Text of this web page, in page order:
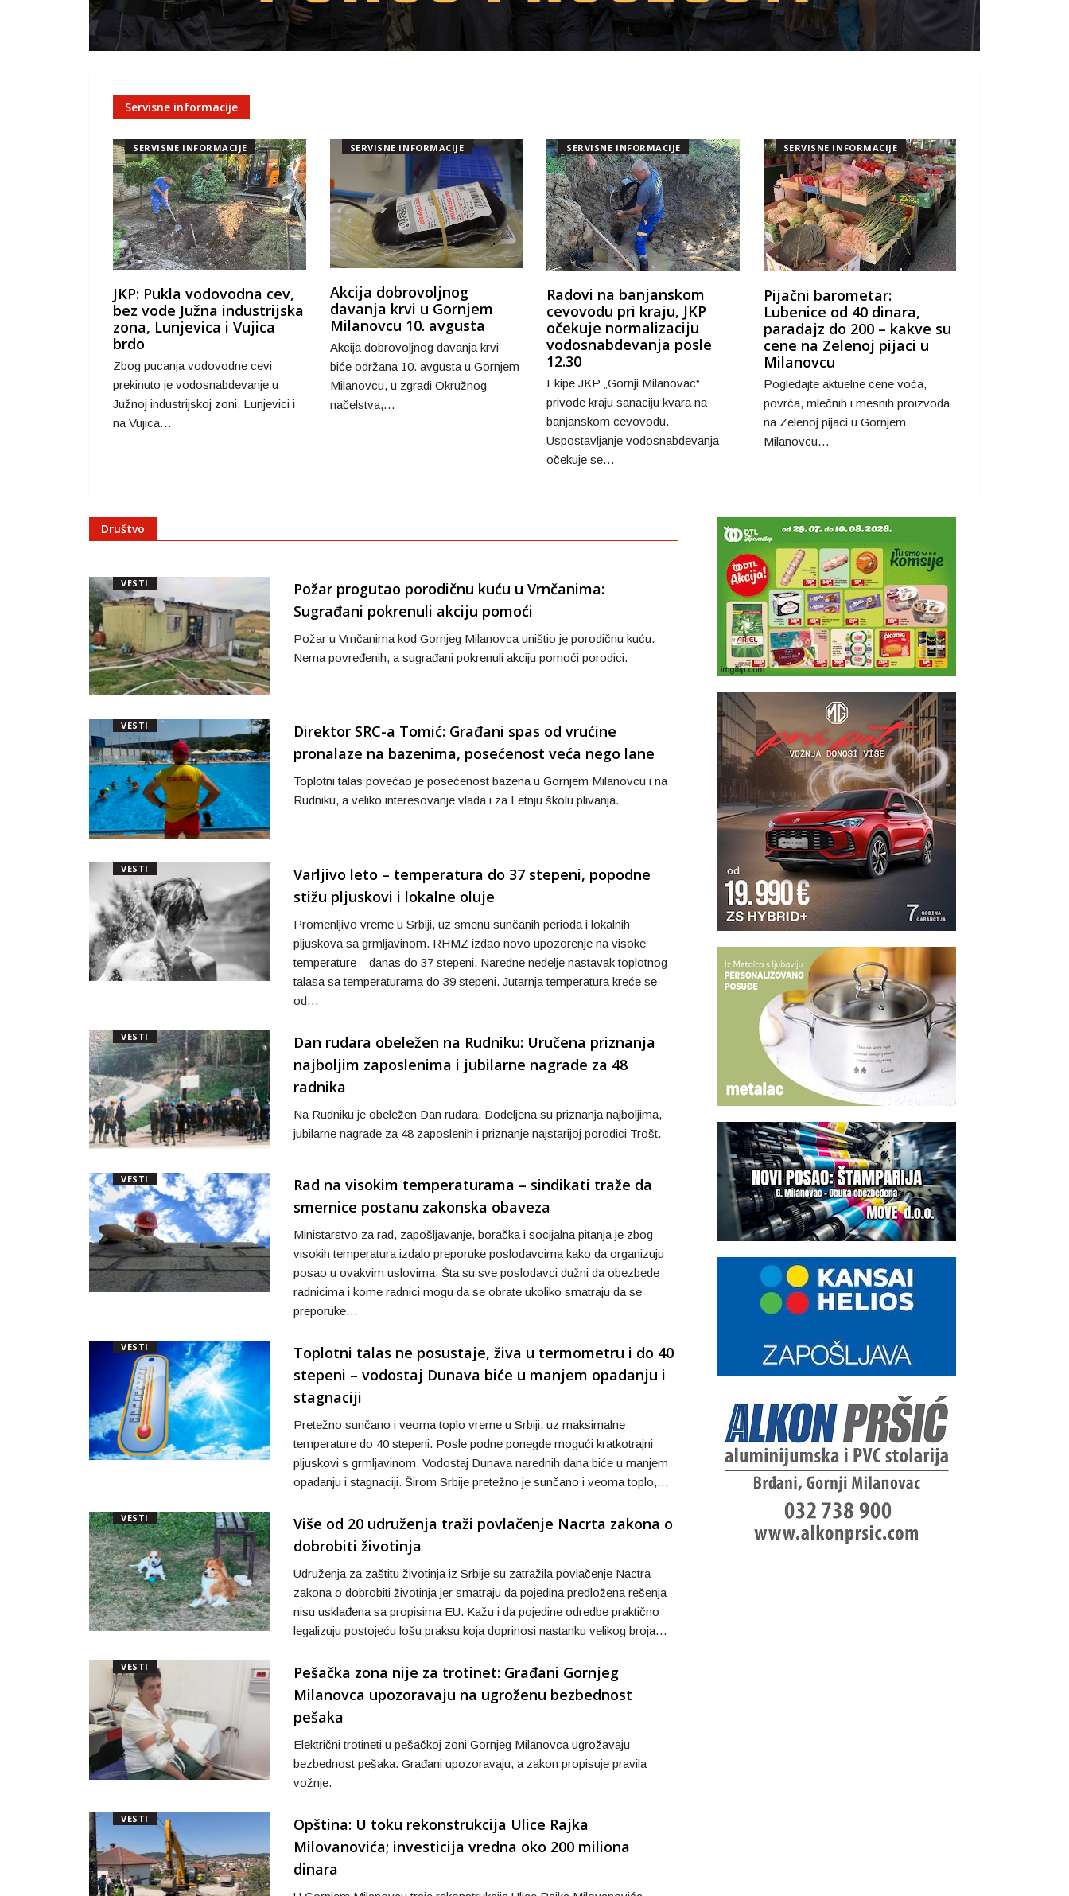
Servisne informacije
SERVISNE INFORMACIJE
JKP: Pukla vodovodna cev,
bez vode Južna industrijska
zona, Lunjevica i Vujica
brdo
Zbog pucanja vodovodne cevi
prekinuto je vodosnabdevanje u
Južnoj industrijskoj zoni, Lunjevici i
na Vujica…
SERVISNE INFORMACIJE
Akcija dobrovoljnog
davanja krvi u Gornjem
Milanovcu 10. avgusta
Akcija dobrovoljnog davanja krvi
biće održana 10. avgusta u Gornjem
Milanovcu, u zgradi Okružnog
načelstva,…
SERVISNE INFORMACIJE
Radovi na banjanskom
cevovodu pri kraju, JKP
očekuje normalizaciju
vodosnabdevanja posle
12.30
Ekipe JKP „Gornji Milanovac“
privode kraju sanaciju kvara na
banjanskom cevovodu.
Uspostavljanje vodosnabdevanja
očekuje se…
SERVISNE INFORMACIJE
Pijačni barometar:
Lubenice od 40 dinara,
paradajz do 200 – kakve su
cene na Zelenoj pijaci u
Milanovcu
Pogledajte aktuelne cene voća,
povrća, mlečnih i mesnih proizvoda
na Zelenoj pijaci u Gornjem
Milanovcu…
Društvo
VESTI
Požar progutao porodičnu kuću u Vrnčanima:
Sugrađani pokrenuli akciju pomoći
Požar u Vrnčanima kod Gornjeg Milanovca uništio je porodičnu kuću.
Nema povređenih, a sugrađani pokrenuli akciju pomoći porodici.
VESTI
Direktor SRC-a Tomić: Građani spas od vrućine
pronalaze na bazenima, posećenost veća nego lane
Toplotni talas povećao je posećenost bazena u Gornjem Milanovcu i na
Rudniku, a veliko interesovanje vlada i za Letnju školu plivanja.
VESTI
Varljivo leto – temperatura do 37 stepeni, popodne
stižu pljuskovi i lokalne oluje
Promenljivo vreme u Srbiji, uz smenu sunčanih perioda i lokalnih
pljuskova sa grmljavinom. RHMZ izdao novo upozorenje na visoke
temperature – danas do 37 stepeni. Naredne nedelje nastavak toplotnog
talasa sa temperaturama do 39 stepeni. Jutarnja temperatura kreće se
od…
VESTI
Dan rudara obeležen na Rudniku: Uručena priznanja
najboljim zaposlenima i jubilarne nagrade za 48
radnika
Na Rudniku je obeležen Dan rudara. Dodeljena su priznanja najboljima,
jubilarne nagrade za 48 zaposlenih i priznanje najstarijoj porodici Trošt.
VESTI
Rad na visokim temperaturama – sindikati traže da
smernice postanu zakonska obaveza
Ministarstvo za rad, zapošljavanje, boračka i socijalna pitanja je zbog
visokih temperatura izdalo preporuke poslodavcima kako da organizuju
posao u ovakvim uslovima. Šta su sve poslodavci dužni da obezbede
radnicima i kome radnici mogu da se obrate ukoliko smatraju da se
preporuke…
VESTI
Toplotni talas ne posustaje, živa u termometru i do 40
stepeni – vodostaj Dunava biće u manjem opadanju i
stagnaciji
Pretežno sunčano i veoma toplo vreme u Srbiji, uz maksimalne
temperature do 40 stepeni. Posle podne ponegde mogući kratkotrajni
pljuskovi s grmljavinom. Vodostaj Dunava narednih dana biće u manjem
opadanju i stagnaciji. Širom Srbije pretežno je sunčano i veoma toplo,…
VESTI
Više od 20 udruženja traži povlačenje Nacrta zakona o
dobrobiti životinja
Udruženja za zaštitu životinja iz Srbije su zatražila povlačenje Nactra
zakona o dobrobiti životinja jer smatraju da pojedina predložena rešenja
nisu usklađena sa propisima EU. Kažu i da pojedine odredbe praktično
legalizuju postojeću lošu praksu koja doprinosi nastanku velikog broja…
VESTI
Pešačka zona nije za trotinet: Građani Gornjeg
Milanovca upozoravaju na ugroženu bezbednost
pešaka
Električni trotineti u pešačkoj zoni Gornjeg Milanovca ugrožavaju
bezbednost pešaka. Građani upozoravaju, a zakon propisuje pravila
vožnje.
VESTI
Opština: U toku rekonstrukcija Ulice Rajka
Milovanovića; investicija vredna oko 200 miliona
dinara